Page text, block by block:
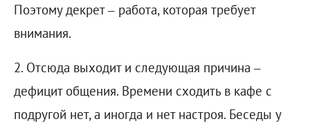
Поэтому декрет – работа, которая требует
внимания.
2. Отсюда выходит и следующая причина –
дефицит общения. Времени сходить в кафе с
подругой нет, а иногда и нет настроя. Беседы у